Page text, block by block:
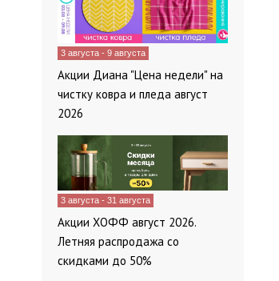
3 августа - 9 августа
Акции Диана "Цена недели" на
чистку ковра и пледа август
2026
3 августа - 31 августа
Акции ХОФФ август 2026.
Летняя распродажа со
скидками до 50%